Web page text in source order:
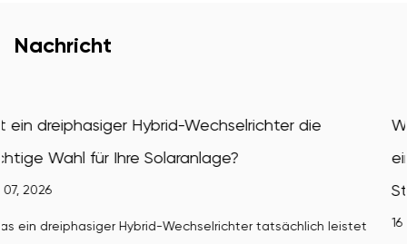
Nachricht
die
leistet
Wie wandelt ein netzgekoppelter
einer Windkraftanlage Windkraft in
16 07, 2026